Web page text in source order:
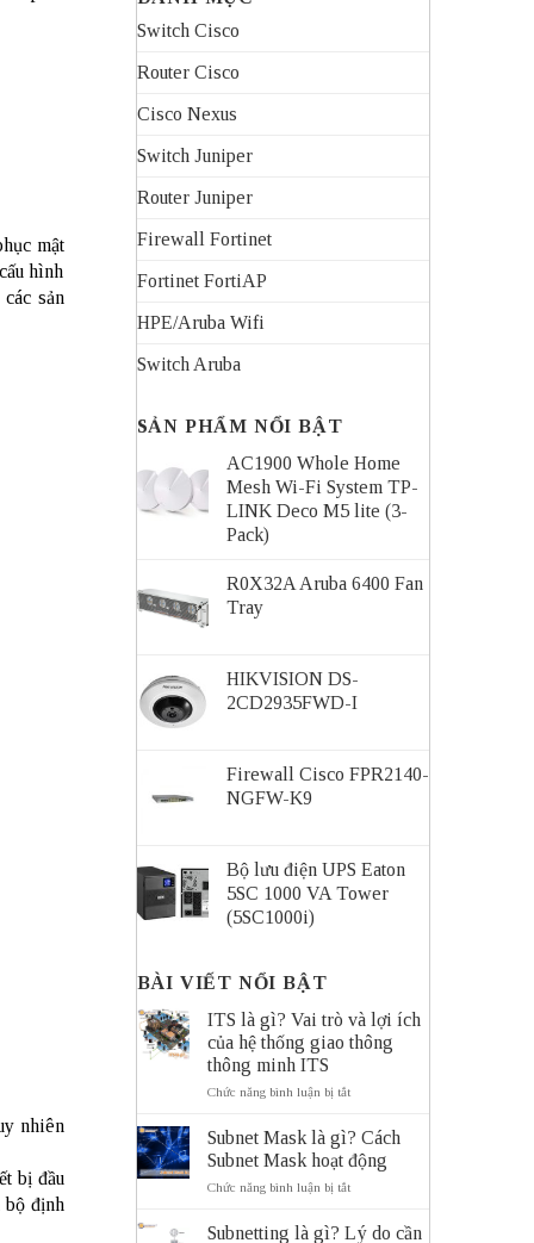
mật
hình
sản
nhiên
bị đầu
bộ định
Switch Cisco
Router Cisco
Cisco Nexus
Switch Juniper
Router Juniper
Firewall Fortinet
Fortinet FortiAP
HPE/Aruba Wifi
Switch Aruba
SẢN PHẨM NỔI BẬT
AC1900 Whole Home
Mesh Wi-Fi System TP-
LINK Deco M5 lite (3-
Pack)
R0X32A Aruba 6400 Fan
Tray
HIKVISION DS-
2CD2935FWD-I
Firewall Cisco FPR2140-
NGFW-K9
Bộ lưu điện UPS Eaton
5SC 1000 VA Tower
(5SC1000i)
BÀI VIẾT NỔI BẬT
ITS là gì? Vai trò và lợi ích
của hệ thống giao thông
thông minh ITS
Chức năng bình luận bị tắtở
gì?
Vai
ích
Subnet Mask là gì? Cách
Subnet Mask hoạt động
Chức năng bình luận bị tắtở
là
Subnetting là gì? Lý do cần